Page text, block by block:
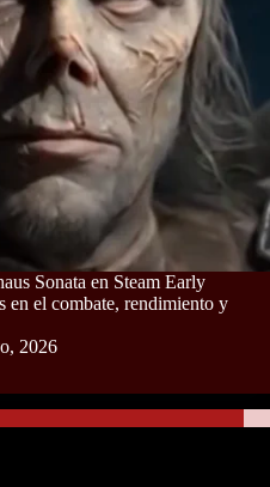
Sonata en Steam Early
en el combate, rendimiento y
2026